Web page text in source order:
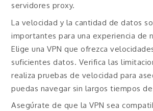
servidores proxy.
La velocidad y la cantidad de datos
importantes para una experiencia de
Elige una VPN que ofrezca
suficientes datos. Verifica las
realiza pruebas de velocidad para
puedas navegar sin largos tiempos
Asegúrate de que la VPN sea